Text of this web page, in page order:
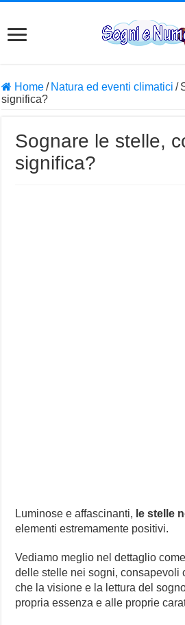
Home/ Natura ed eventi climatici /
significa?
Sognare le stelle,
significa?
Luminose e affascinanti, le stelle
elementi estremamente positivi.
Vediamo meglio nel dettaglio
delle stelle nei sogni, consapevoli
che la visione e la lettura del
propria essenza e alle proprie